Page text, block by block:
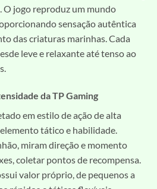
O jogo reproduz um mundo
sensação autêntica
das criaturas marinhas. Cada
leve e relaxante até tenso ao
da TP Gaming
em estilo de ação de alta
tático e habilidade.
miram direção e momento
coletar pontos de recompensa.
valor próprio, de pequenos a